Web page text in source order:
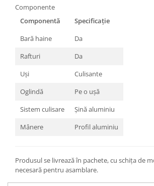
Componente
Componentă
Specificație
Bară haine
Da
Rafturi
Da
Uși
Culisante
Oglindă
Pe o ușă
Sistem culisare
Șină aluminiu
Mânere
Profil aluminiu
Produsul se livrează în pachete, cu schița de
necesară pentru asamblare.